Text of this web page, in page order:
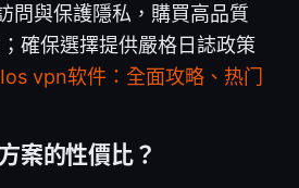
問與保護隱私，購買高品質
確保選擇提供嚴格日誌政策
Ios vpn软件：全面攻略、热门
案的性價比？